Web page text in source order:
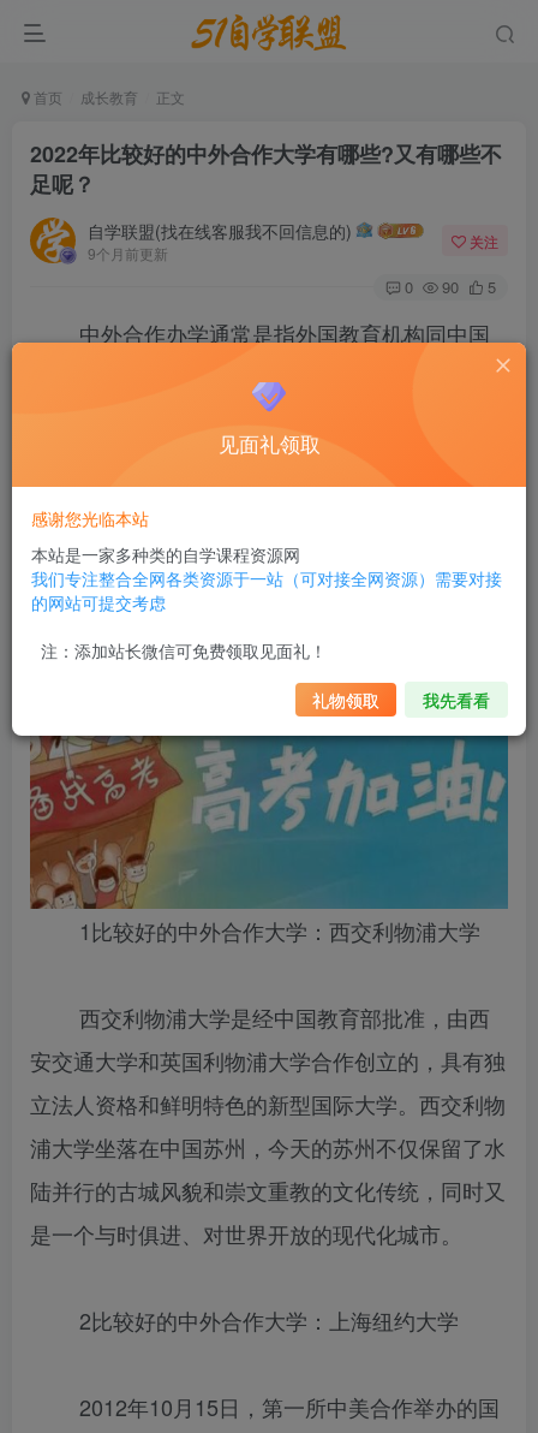
首页 成长教育 正文
2022年比较好的中外合作大学有哪些?又有哪些不
足呢？
自学联盟(找在线客服我不回信息的)
9个月前更新
关注
0 90 5
中外合作办学通常是指外国教育机构同中国
教育机构在中国境内合作举办的以中国公民为主要
招生对象的教育机构，目前所称的中外合作办学一
般是指国家鼓励的在高等教育、职业教育领域开展
的中外合作办学。下面是小编整理的比较好的中外
合作大学。
2022年比较好的中外合作大学有哪些?又有哪些不足呢？
1比较好的中外合作大学：西交利物浦大学
西交利物浦大学是经中国教育部批准，由西
安交通大学和英国利物浦大学合作创立的，具有独
立法人资格和鲜明特色的新型国际大学。西交利物
浦大学坐落在中国苏州，今天的苏州不仅保留了水
陆并行的古城风貌和崇文重教的文化传统，同时又
是一个与时俱进、对世界开放的现代化城市。
2比较好的中外合作大学：上海纽约大学
2012年10月15日，第一所中美合作举办的国
见面礼领取
感谢您光临本站
本站是一家多种类的自学课程资源网
我们专注整合全网各类资源于一站（可对接全网资源）需要对接
的网站可提交考虑
注：添加站长微信可免费领取见面礼！
礼物领取 我先看看